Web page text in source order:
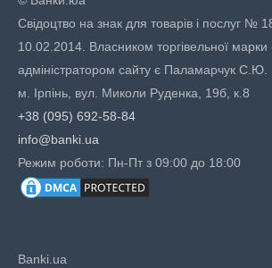
Свідоцтво на знак для товарів і послуг №
10.02.2014. Власником торгівельної марки
адміністратором сайту є Паламарчук С.Ю.
м. Ірпінь, вул. Миколи Руденка, 19б, к.8
+38 (095) 692-58-84
info@banki.ua
Режим роботи: Пн-Пт з 09:00 до 18:00
Banki.ua